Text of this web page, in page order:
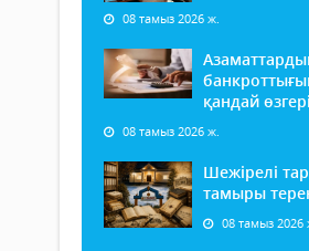
08 тамыз 2026 ж.
қандай
08 тамыз 2026 ж.
Шежірелі
тамыры
08 тамыз 2026